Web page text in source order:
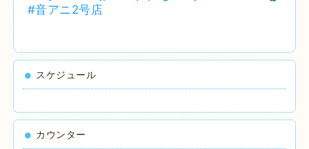
#音アニ2号店
スケジュール
カウンター